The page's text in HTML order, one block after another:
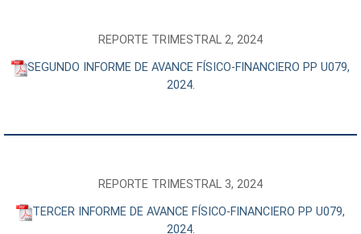
REPORTE TRIMESTRAL 2, 2024
SEGUNDO INFORME DE AVANCE FÍSICO-FINANCIERO PP U079,
2024.
REPORTE TRIMESTRAL 3, 2024
TERCER INFORME DE AVANCE FÍSICO-FINANCIERO PP U079,
2024.